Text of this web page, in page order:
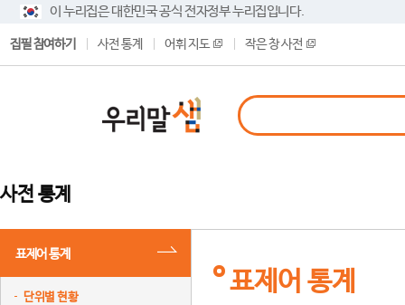
이 누리집은 대한민국 공식 전자정부 누리집입니다.
집필 참여하기 사전 통계 어휘 지도 작은 창 사전
사전 통계
표제어 통계
단위별 현황
표제어 통계